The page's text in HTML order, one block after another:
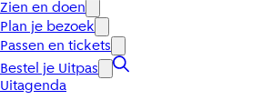
Zien en doen
Plan je bezoek
Passen en tickets
Bestel je Uitpas
Uitagenda